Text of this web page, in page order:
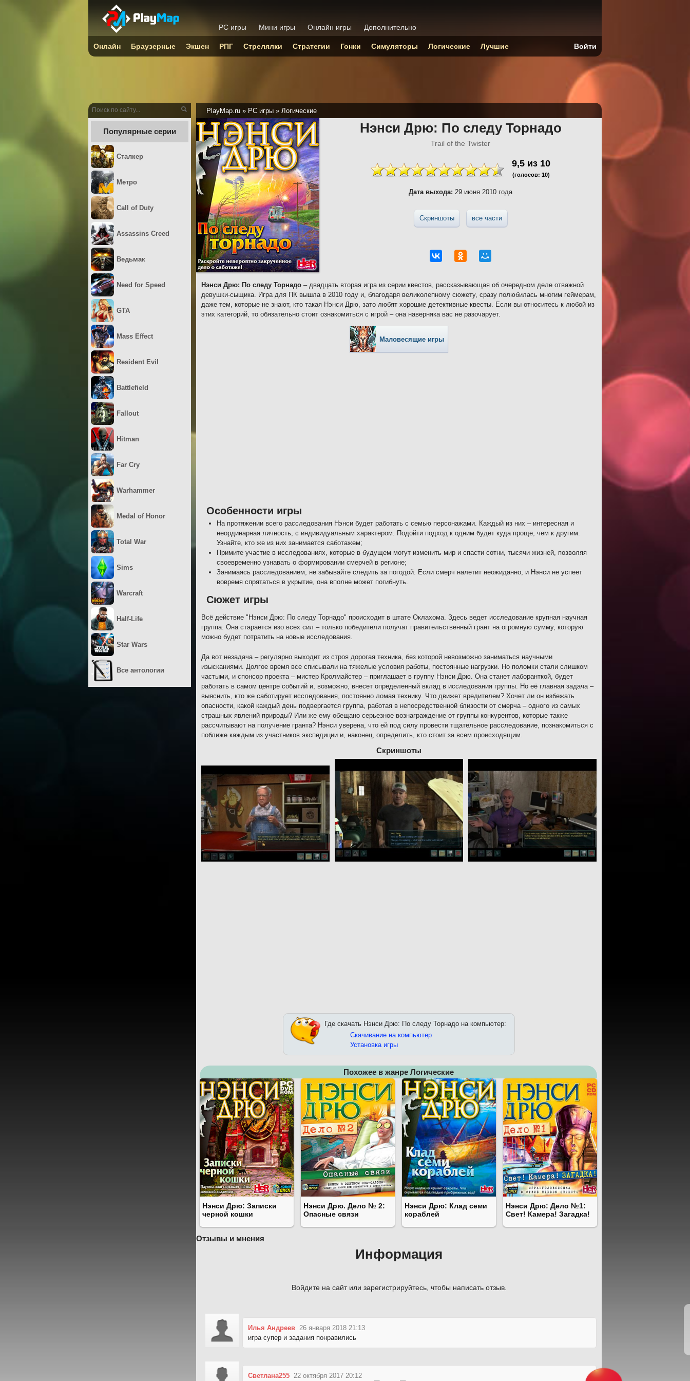
PlayMap.ru » PC игры » Логические
Нэнси Дрю: По следу Торнадо
Trail of the Twister
9,5 из 10
(голосов: 10)
Дата выхода: 29 июня 2010 года
Скриншоты все части
Нэнси Дрю: По следу Торнадо – двадцать вторая игра из серии квестов, рассказывающая об очередном деле отважной
девушки-сыщика. Игра для ПК вышла в 2010 году и, благодаря великолепному сюжету, сразу полюбилась многим геймерам,
даже тем, которые не знают, кто такая Нэнси Дрю, зато любят хорошие детективные квесты. Если вы относитесь к любой из
этих категорий, то обязательно стоит ознакомиться с игрой – она наверняка вас не разочарует.
Маловесящие игры
Особенности игры
На протяжении всего расследования Нэнси будет работать с семью персонажами. Каждый из них – интересная и
неординарная личность, с индивидуальным характером. Подойти подход к одним будет куда проще, чем к другим.
Узнайте, кто же из них занимается саботажем;
Примите участие в исследованиях, которые в будущем могут изменить мир и спасти сотни, тысячи жизней, позволяя
своевременно узнавать о формировании смерчей в регионе;
Занимаясь расследованием, не забывайте следить за погодой. Если смерч налетит неожиданно, и Нэнси не успеет
вовремя спрятаться в укрытие, она вполне может погибнуть.
Сюжет игры
Всё действие "Нэнси Дрю: По следу Торнадо" происходит в штате Оклахома. Здесь ведет исследование крупная научная
группа. Она старается изо всех сил – только победители получат правительственный грант на огромную сумму, которую
можно будет потратить на новые исследования.
Да вот незадача – регулярно выходит из строя дорогая техника, без которой невозможно заниматься научными
изысканиями. Долгое время все списывали на тяжелые условия работы, постоянные нагрузки. Но поломки стали слишком
частыми, и спонсор проекта – мистер Кролмайстер – приглашает в группу Нэнси Дрю. Она станет лаборанткой, будет
работать в самом центре событий и, возможно, внесет определенный вклад в исследования группы. Но её главная задача –
выяснить, кто же саботирует исследования, постоянно ломая технику. Что движет вредителем? Хочет ли он избежать
опасности, какой каждый день подвергается группа, работая в непосредственной близости от смерча – одного из самых
страшных явлений природы? Или же ему обещано серьезное вознаграждение от группы конкурентов, которые также
рассчитывают на получение гранта? Нэнси уверена, что ей под силу провести тщательное расследование, познакомиться с
поближе каждым из участников экспедиции и, наконец, определить, кто стоит за всем происходящим.
Скриншоты
Где скачать Нэнси Дрю: По следу Торнадо на компьютер:
Скачивание на компьютер
Установка игры
Похожее в жанре Логические
Нэнси Дрю: Записки
черной кошки
Нэнси Дрю. Дело № 2:
Опасные связи
Нэнси Дрю: Клад семи
кораблей
Нэнси Дрю: Дело №1:
Свет! Камера! Загадка!
Отзывы и мнения
Информация
Войдите на сайт или зарегистрируйтесь, чтобы написать отзыв.
Илья Андреев 26 января 2018 21:13
игра супер и задания понравились
Светлана255 22 октября 2017 20:12
Популярные серии
Сталкер
Метро
Call of Duty
Assassins Creed
Ведьмак
Need for Speed
GTA
Mass Effect
Resident Evil
Battlefield
Fallout
Hitman
Far Cry
Warhammer
Medal of Honor
Total War
Sims
Warcraft
Half-Life
Star Wars
Все антологии
PC игры Мини игры Онлайн игры Дополнительно
Онлайн Браузерные Экшен РПГ Стрелялки Стратегии Гонки Симуляторы Логические Лучшие Войти